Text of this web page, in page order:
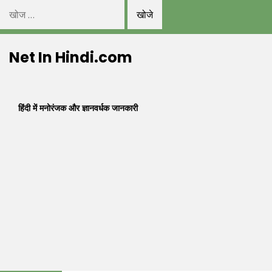
निम्न
को
खोजें:
toNet In Hindi.com
हिंदी में मनोरंजक और ज्ञानवर्धक जानकारी